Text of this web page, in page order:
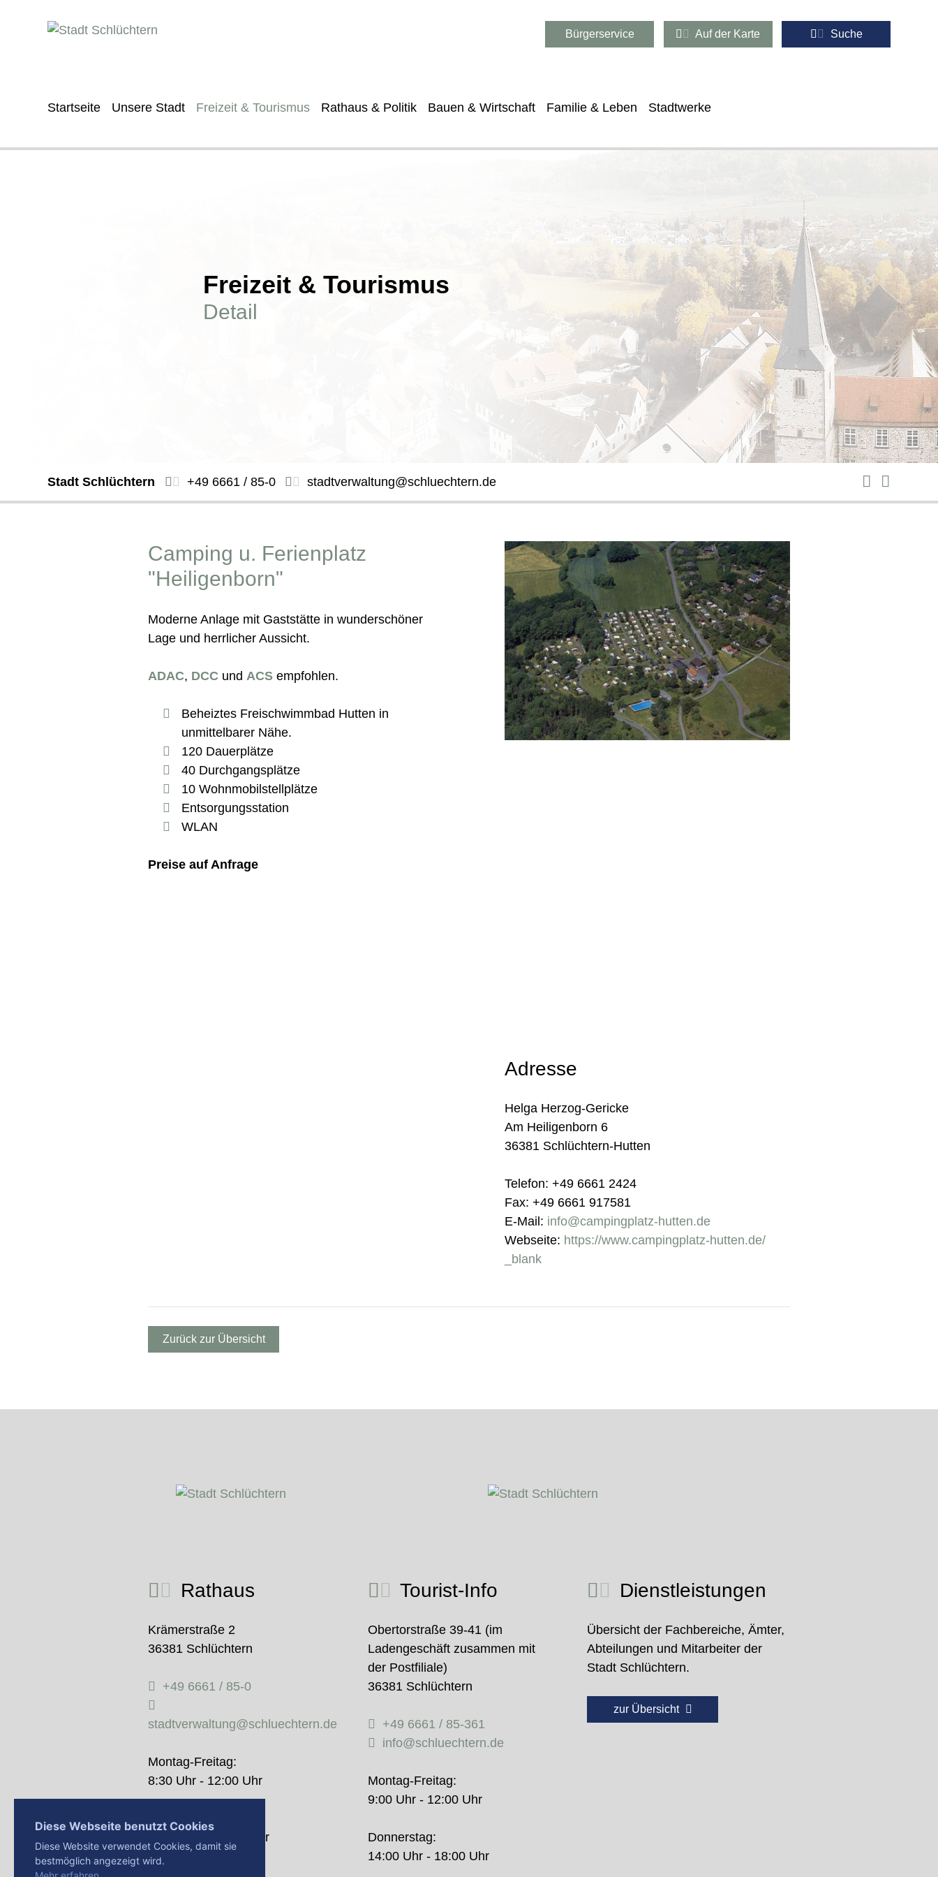
Bürgerservice Auf der Karte Suche
Startseite Unsere Stadt Freizeit & Tourismus Rathaus & Politik Bauen & Wirtschaft Familie & Leben Stadtwerke
Freizeit & Tourismus
Detail
Stadt Schlüchtern +49 6661 / 85-0 stadtverwaltung@schluechtern.de
Camping u. Ferienplatz
"Heiligenborn"
Moderne Anlage mit Gaststätte in wunderschöner
Lage und herrlicher Aussicht.
ADAC, DCC und ACS empfohlen.
Beheiztes Freischwimmbad Hutten in
unmittelbarer Nähe.
120 Dauerplätze
40 Durchgangsplätze
10 Wohnmobilstellplätze
Entsorgungsstation
WLAN
Preise auf Anfrage
Adresse
Helga Herzog-Gericke
Am Heiligenborn 6
36381 Schlüchtern-Hutten
Telefon: +49 6661 2424
Fax: +49 6661 917581
E-Mail: info@campingplatz-hutten.de
Webseite: https://www.campingplatz-hutten.de/
_blank
Zurück zur Übersicht
Rathaus
Krämerstraße 2
36381 Schlüchtern
+49 6661 / 85-0
stadtverwaltung@schluechtern.de
Montag-Freitag:
8:30 Uhr - 12:00 Uhr
Donnerstag:
14:00 Uhr - 18:00 Uhr
Tourist-Info
Obertorstraße 39-41 (im
Ladengeschäft zusammen mit
der Postfiliale)
36381 Schlüchtern
+49 6661 / 85-361
info@schluechtern.de
Montag-Freitag:
9:00 Uhr - 12:00 Uhr
Donnerstag:
14:00 Uhr - 18:00 Uhr
Dienstleistungen
Übersicht der Fachbereiche, Ämter,
Abteilungen und Mitarbeiter der
Stadt Schlüchtern.
zur Übersicht
Diese Webseite benutzt Cookies
Diese Website verwendet Cookies, damit sie
bestmöglich angezeigt wird.